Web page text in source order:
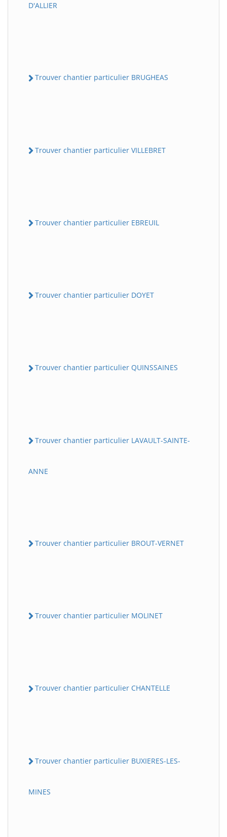
D'ALLIER
Trouver chantier particulier BRUGHEAS
Trouver chantier particulier VILLEBRET
Trouver chantier particulier EBREUIL
Trouver chantier particulier DOYET
Trouver chantier particulier QUINSSAINES
Trouver chantier particulier LAVAULT-SAINTE-
ANNE
Trouver chantier particulier BROUT-VERNET
Trouver chantier particulier MOLINET
Trouver chantier particulier CHANTELLE
Trouver chantier particulier BUXIERES-LES-
MINES